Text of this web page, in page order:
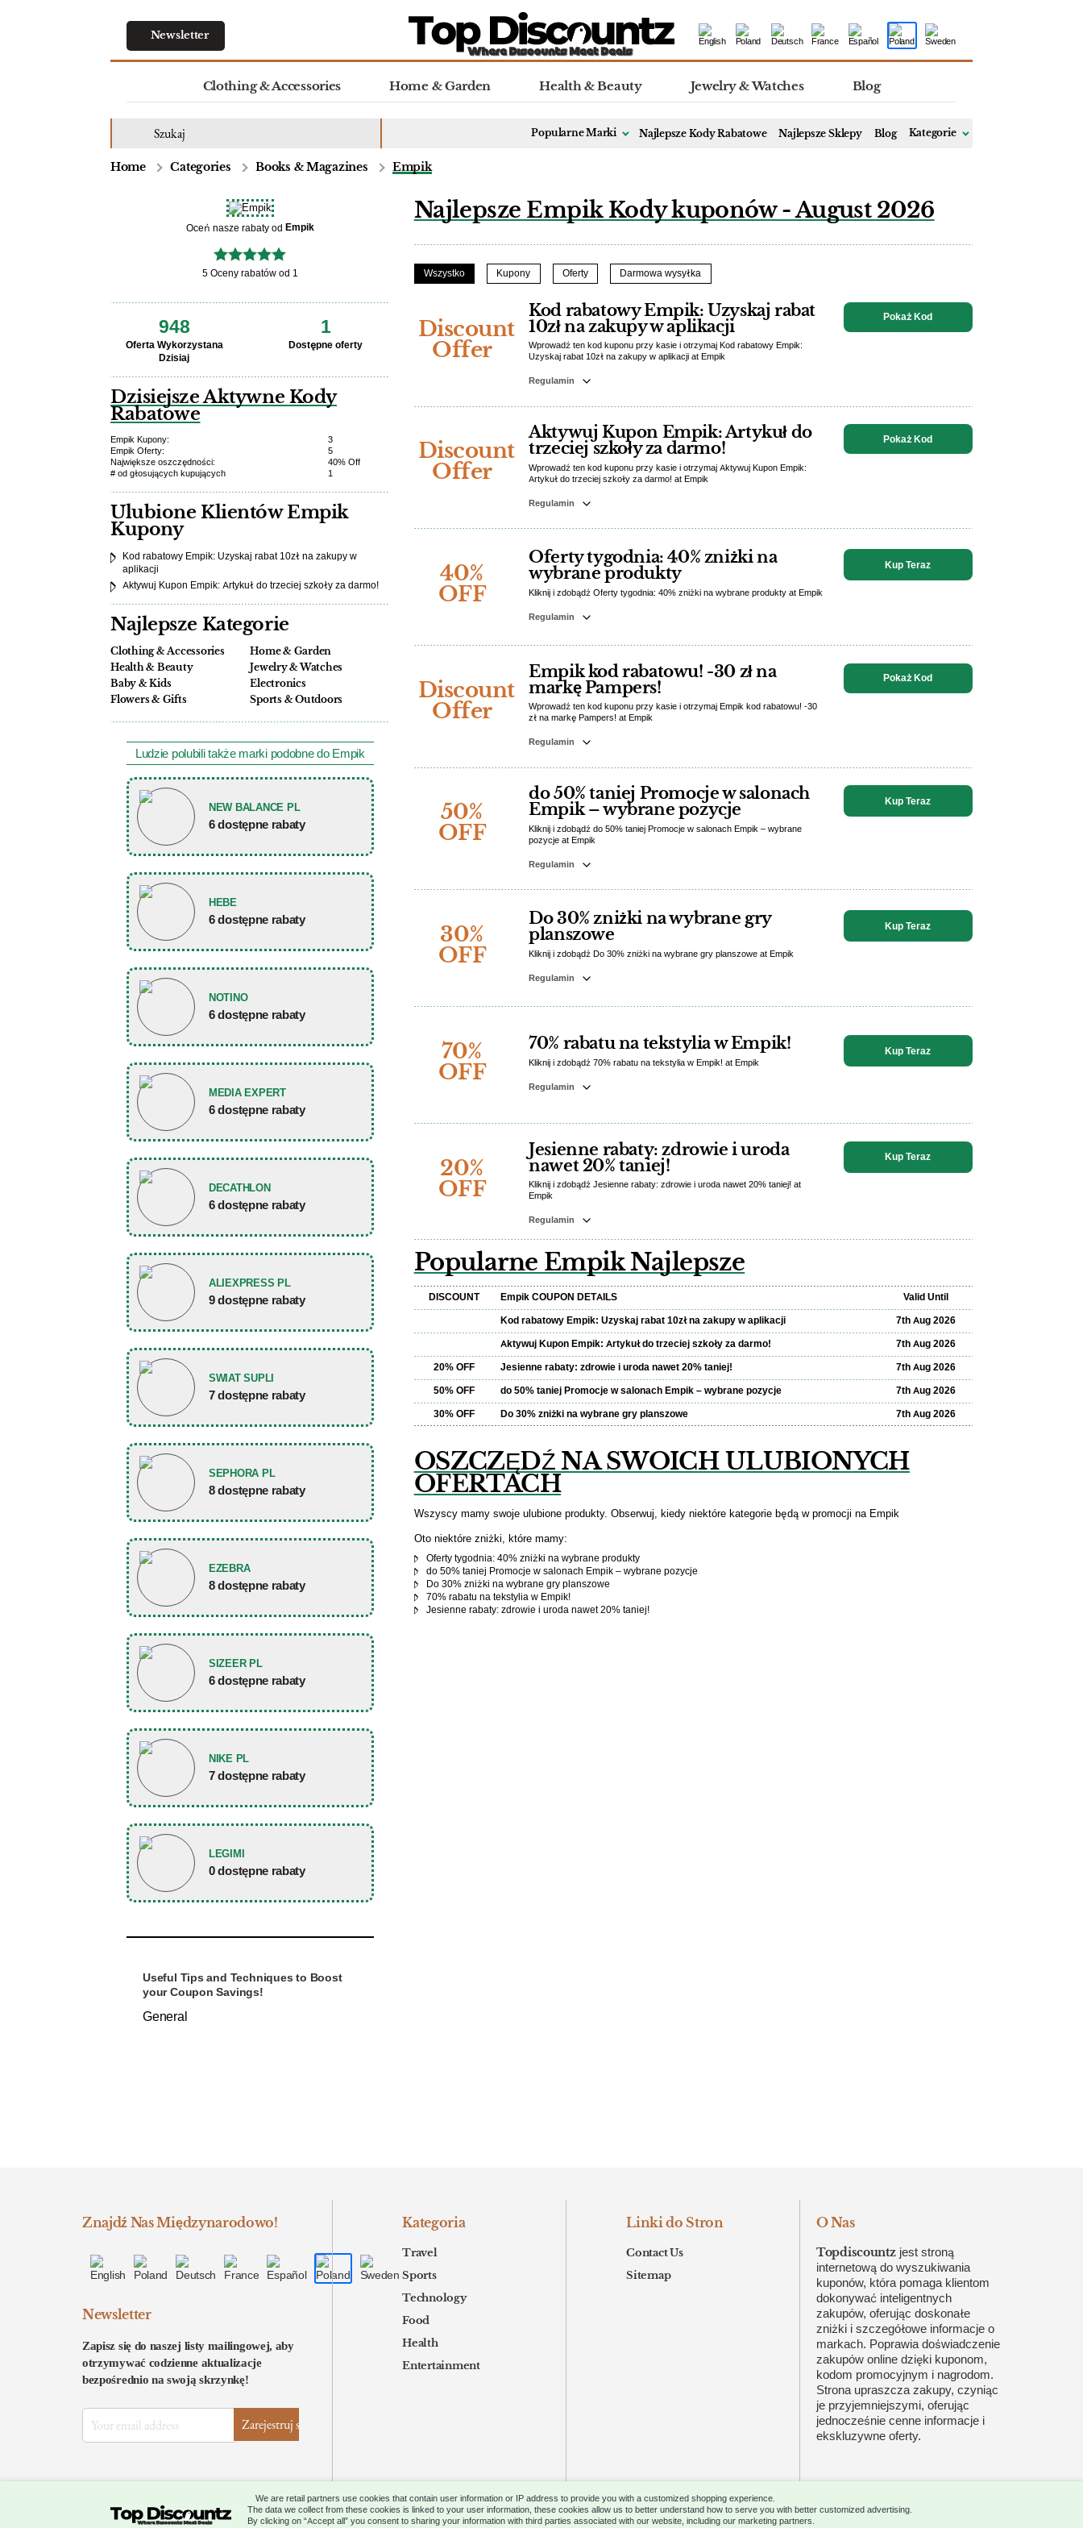
Newsletter
Clothing & Accessories Home & Garden Health & Beauty Jewelry & Watches Blog
Popularne Marki Najlepsze Kody Rabatowe Najlepsze Sklepy Blog Kategorie
Home Categories Books & Magazines Empik
Oceń nasze rabaty od Empik
5 Oceny rabatów od 1
948
Oferta Wykorzystana
Dzisiaj
1
Dostępne oferty
Dzisiejsze Aktywne Kody
Rabatowe
Empik Kupony:
3
Empik Oferty:
5
Największe oszczędności:
40% Off
# od głosujących kupujących
1
Ulubione Klientów Empik
Kupony
Kod rabatowy Empik: Uzyskaj rabat 10zł na zakupy w
aplikacji
Aktywuj Kupon Empik: Artykuł do trzeciej szkoły za darmo!
Najlepsze Kategorie
Clothing & Accessories
Home & Garden
Health & Beauty
Jewelry & Watches
Baby & Kids
Electronics
Flowers & Gifts
Sports & Outdoors
Ludzie polubili także marki podobne do Empik
NEW BALANCE PL
6 dostępne rabaty
HEBE
6 dostępne rabaty
NOTINO
6 dostępne rabaty
MEDIA EXPERT
6 dostępne rabaty
DECATHLON
6 dostępne rabaty
ALIEXPRESS PL
9 dostępne rabaty
SWIAT SUPLI
7 dostępne rabaty
SEPHORA PL
8 dostępne rabaty
EZEBRA
8 dostępne rabaty
SIZEER PL
6 dostępne rabaty
NIKE PL
7 dostępne rabaty
LEGIMI
0 dostępne rabaty
Useful Tips and Techniques to Boost
your Coupon Savings!
General
Najlepsze Empik Kody kuponów - August 2026
Wszystko Kupony Oferty Darmowa wysyłka
Discount
Offer
Kod rabatowy Empik: Uzyskaj rabat
10zł na zakupy w aplikacji
Wprowadź ten kod kuponu przy kasie i otrzymaj Kod rabatowy Empik:
Uzyskaj rabat 10zł na zakupy w aplikacji at Empik
Pokaż Kod
Regulamin
Discount
Offer
Aktywuj Kupon Empik: Artykuł do
trzeciej szkoły za darmo!
Wprowadź ten kod kuponu przy kasie i otrzymaj Aktywuj Kupon Empik:
Artykuł do trzeciej szkoły za darmo! at Empik
Pokaż Kod
Regulamin
40%
OFF
Oferty tygodnia: 40% zniżki na
wybrane produkty
Kliknij i zdobądź Oferty tygodnia: 40% zniżki na wybrane produkty at Empik
Kup Teraz
Regulamin
Discount
Offer
Empik kod rabatowu! -30 zł na
markę Pampers!
Wprowadź ten kod kuponu przy kasie i otrzymaj Empik kod rabatowu! -30
zł na markę Pampers! at Empik
Pokaż Kod
Regulamin
50%
OFF
do 50% taniej Promocje w salonach
Empik – wybrane pozycje
Kliknij i zdobądź do 50% taniej Promocje w salonach Empik – wybrane
pozycje at Empik
Kup Teraz
Regulamin
30%
OFF
Do 30% zniżki na wybrane gry
planszowe
Kliknij i zdobądź Do 30% zniżki na wybrane gry planszowe at Empik
Kup Teraz
Regulamin
70%
OFF
70% rabatu na tekstylia w Empik!
Kliknij i zdobądź 70% rabatu na tekstylia w Empik! at Empik
Kup Teraz
Regulamin
20%
OFF
Jesienne rabaty: zdrowie i uroda
nawet 20% taniej!
Kliknij i zdobądź Jesienne rabaty: zdrowie i uroda nawet 20% taniej! at
Empik
Kup Teraz
Regulamin
Popularne Empik Najlepsze
DISCOUNT Empik COUPON DETAILS Valid Until
Kod rabatowy Empik: Uzyskaj rabat 10zł na zakupy w aplikacji 7th Aug 2026
Aktywuj Kupon Empik: Artykuł do trzeciej szkoły za darmo! 7th Aug 2026
20% OFF Jesienne rabaty: zdrowie i uroda nawet 20% taniej! 7th Aug 2026
50% OFF do 50% taniej Promocje w salonach Empik – wybrane pozycje 7th Aug 2026
30% OFF Do 30% zniżki na wybrane gry planszowe 7th Aug 2026
OSZCZĘDŹ NA SWOICH ULUBIONYCH
OFERTACH
Wszyscy mamy swoje ulubione produkty. Obserwuj, kiedy niektóre kategorie będą w promocji na Empik
Oto niektóre zniżki, które mamy:
Oferty tygodnia: 40% zniżki na wybrane produkty
do 50% taniej Promocje w salonach Empik – wybrane pozycje
Do 30% zniżki na wybrane gry planszowe
70% rabatu na tekstylia w Empik!
Jesienne rabaty: zdrowie i uroda nawet 20% taniej!
Znajdź Nas Międzynarodowo!
Newsletter
Zapisz się do naszej listy mailingowej, aby
otrzymywać codzienne aktualizacje
bezpośrednio na swoją skrzynkę!
Kategoria
Travel
Sports
Technology
Food
Health
Entertainment
Linki do Stron
Contact Us
Sitemap
O Nas
Topdiscountzjest stroną
internetową do wyszukiwania
kuponów, która pomaga klientom
dokonywać inteligentnych
zakupów, oferując doskonałe
zniżki i szczegółowe informacje o
markach. Poprawia doświadczenie
zakupów online dzięki kuponom,
kodom promocyjnym i nagrodom.
Strona upraszcza zakupy, czyniąc
je przyjemniejszymi, oferując
jednocześnie cenne informacje i
ekskluzywne oferty.
All Rights Reserved © 2026 byTopdiscountz.
About
We are retail partners use cookies that contain user information or IP address to provide you with a customized shopping experience.
The data we collect from these cookies is linked to your user information, these cookies allow us to better understand how to serve you with better customized advertising.
By clicking on “Accept all” you consent to sharing your information with third parties associated with our website, including our marketing partners.